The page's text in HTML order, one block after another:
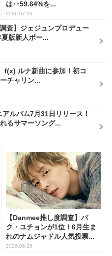
は･･59.64%を...
2026.07.23
査】ジェジュンプロデュー
版新人ボー...
f(x) ルナ新曲に参加！初コ
チャリン...
ルバム7月31日リリース！
るサマーソング...
【Danmee推し度調査】パ
ク・ユチョンが1位！6月生ま
れのナムジャドル人気投票...
2026.06.26